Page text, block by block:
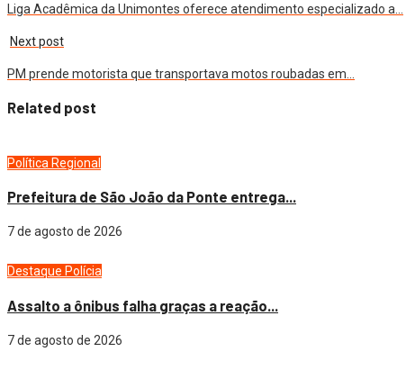
Liga Acadêmica da Unimontes oferece atendimento especializado a…
Next post
PM prende motorista que transportava motos roubadas em…
Related post
Política Regional
Prefeitura de São João da Ponte entrega...
7 de agosto de 2026
Destaque Polícia
Assalto a ônibus falha graças a reação...
7 de agosto de 2026